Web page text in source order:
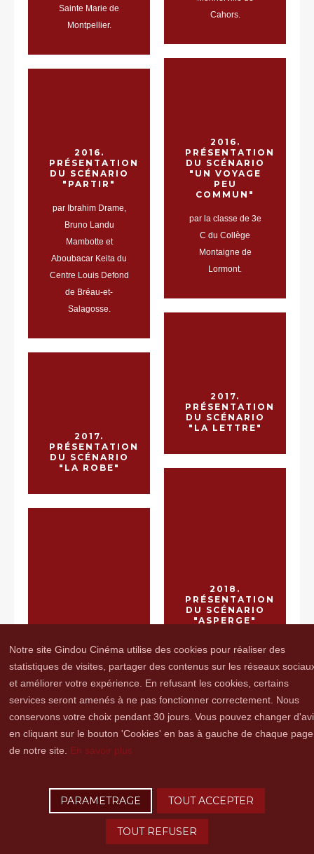
Sainte Marie de
Montpellier.
Cahors.
2016.
PRÉSENTATION
DU SCÉNARIO
"PARTIR"
par Ibrahim Drame,
Bruno Landu
Mambotte et
Aboubacar Keita du
Centre Louis Defond
de Bréau-et-
Salagosse.
2016.
PRÉSENTATION
DU SCÉNARIO
"UN VOYAGE
PEU
COMMUN"
par la classe de 3e
C du Collège
Montaigne de
Lormont.
2017.
PRÉSENTATION
DU SCÉNARIO
"LA ROBE"
2017.
PRÉSENTATION
DU SCÉNARIO
"LA LETTRE"
DU SCÉNARIO
"LA NUEVA
VIDA"
2018.
PRÉSENTATION
DU SCÉNARIO
"ASPERGE"
2019.
PRÉSENTATION
DU SCÉNARIO
"QUELQUES
NOTES POUR
Notre site Gindou Cinéma utilise des cookies pour réaliser des
statistiques de visites, partager des contenus sur les réseaux
et améliorer votre expérience. En refusant les cookies, certains
services seront amenés à ne pas fonctionner correctement. Nous
conservons votre choix pendant 30 jours. Vous pouvez changer
en cliquant sur le bouton 'Cookies' en bas à gauche de chaque page
de notre site. En savoir plus
PARAMETRAGE TOUT ACCEPTER
TOUT REFUSER